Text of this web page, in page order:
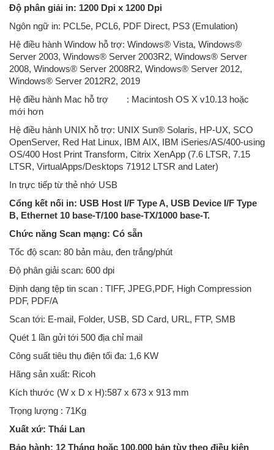
Độ phân giải in: 1200 Dpi x 1200 Dpi
Ngôn ngữ in: PCL5e, PCL6, PDF Direct, PS3 (Emulation)
Hệ điều hành Window hỗ trợ: Windows® Vista, Windows®
Server 2003, Windows® Server 2003R2, Windows® Server
2008, Windows® Server 2008R2, Windows® Server 2012,
Windows® Server 2012R2, 2019
Hệ điều hành Mac hỗ trợ
: Macintosh OS X v10.13 hoặc
mới hơn
Hệ điều hành UNIX hỗ trợ: UNIX Sun® Solaris, HP-UX, SCO
OpenServer, Red Hat Linux, IBM AIX, IBM iSeries/AS/400-using
OS/400 Host Print Transform, Citrix XenApp (7.6 LTSR, 7.15
LTSR, VirtualApps/Desktops 71912 LTSR and Later)
In trực tiếp từ thẻ nhớ USB
Cổng kết nối in: USB Host I/F Type A, USB Device I/F Type
B, Ethernet 10 base-T/100 base-TX/1000 base-T.
Chức năng Scan mạng: Có sẵn
Tốc độ scan: 80 bản màu, đen trắng/phút
Độ phân giải scan: 600 dpi
Định dạng tệp tin scan : TIFF, JPEG,PDF, High Compression
PDF, PDF/A
Scan tới: E-mail, Folder, USB, SD Card, URL, FTP, SMB
Quét 1 lần gửi tới 500 địa chỉ mail
Công suất tiêu thụ điện tối đa: 1,6 KW
Hãng sản xuất: Ricoh
Kích thước (W x D x H):587 x 673 x 913 mm
Trọng lượng : 71Kg
Xuất xứ: Thái Lan
Bảo hành: 12 Tháng hoặc 100.000 bản tùy theo điều kiện